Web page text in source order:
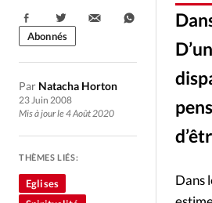
Actualité
Culture
Génération réveil
Publireportage
Par Natacha Horton
23 Juin 2008
Mis à jour le 4 Août 2020
Partager:
Abonnés
THÈMES LIÉS:
Eglises
Dans